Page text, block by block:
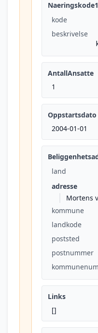
Naeringskode1
kode
beskrivelse
AntallAnsatte
1
Oppstartsdato
2004-01-01
land
adresse
Mortens
kommune
landkode
poststed
postnummer
Links
[]